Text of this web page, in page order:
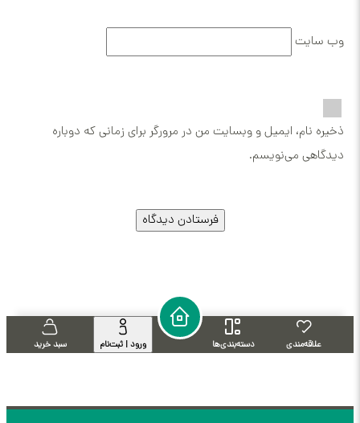
وب‌ سایت
ذخیره نام، ایمیل و وبسایت من در مرورگر برای زمانی که دوباره
دیدگاهی می‌نویسم.
علاقه‌مندی دسته‌بندی‌ها ورود | ثبت‌نام سبد خرید